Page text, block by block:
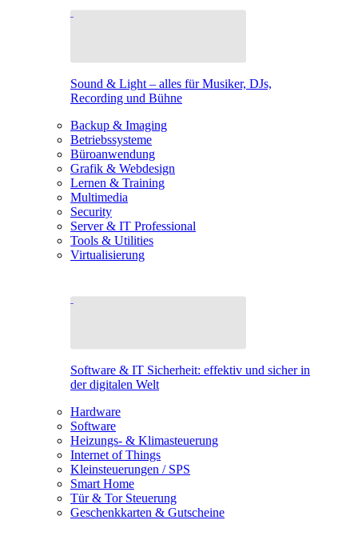
Sound & Light – alles für Musiker, DJs,
Recording und Bühne
Backup & Imaging
Betriebssysteme
Büroanwendung
Grafik & Webdesign
Lernen & Training
Multimedia
Security
Server & IT Professional
Tools & Utilities
Virtualisierung
Software & IT Sicherheit: effektiv und sicher in
der digitalen Welt
Hardware
Software
Heizungs- & Klimasteuerung
Internet of Things
Kleinsteuerungen / SPS
Smart Home
Tür & Tor Steuerung
Geschenkkarten & Gutscheine